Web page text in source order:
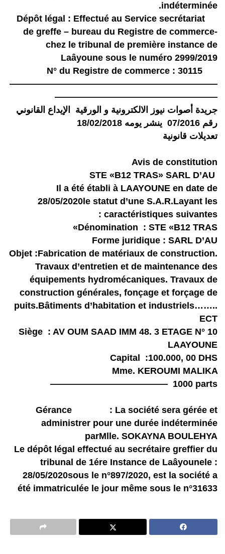
indéterminée.
Dépôt légal : Effectué au Service secrétariat
de greffe – bureau du Registre de commerce-
chez le tribunal de première instance de
Laâyoune sous le numéro 2999/2019
———————————————————————
——————————————————
جريدة أصوات نيوز الالكترونية و الورقية الإيداع القانوني
رقم 07/2016 ينشر يومه 18/02/2018
تعديلات قانونية
Avis de constitution
Il a été établi à LAAYOUNE en date de
28/05/2020le statut d’une S.A.R.Layant les
caractéristiques suivantes :
Dénomination : STE «B12 TRAS»
Forme juridique : SARL D’AU
Objet :Fabrication de matériaux de construction.
Travaux d’entretien et de maintenance des
équipements hydromécaniques. Travaux de
construction générales, fonçage et forçage de
puits.Bâtiments d’habitation et industriels……..
ECT
Siège : AV OUM SAAD IMM 48. 3 ETAGE N° 10
LAAYOUNE
Capital :100.000, 00 DHS
Mme. KEROUMI MALIKA
————————————— 1000 parts
Gérance : La société sera gérée et
administrer pour une durée indéterminée
parMlle. SOKAYNA BOULEHYA
Le dépôt légal effectué au secrétaire greffier du
tribunal de 1ére Instance de Laâyounele :
28/05/2020sous le n°897/2020, est la société a
été immatriculée le jour même sous le n°31633